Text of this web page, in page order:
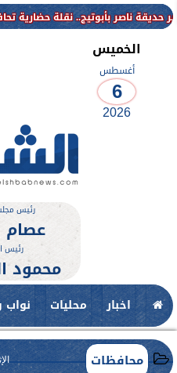
الخميس
أغسطس
6
2026
رئيس
عصام
رئيس
محمود
اخبار محليات نواب
محافظات